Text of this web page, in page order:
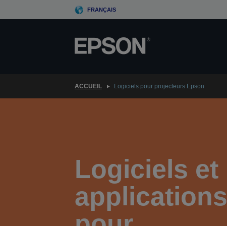
to
FRANÇAIS
ACCUEIL Logiciels pour projecteurs Epson
Logiciels et
applications